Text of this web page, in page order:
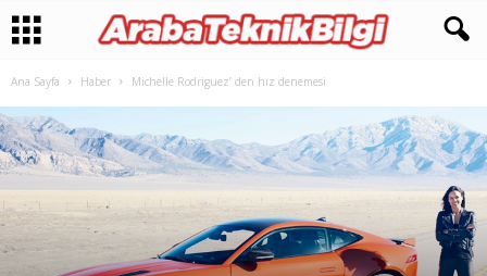
Ana Sayfa Haber Michelle Rodriguez’ den hız denemesi